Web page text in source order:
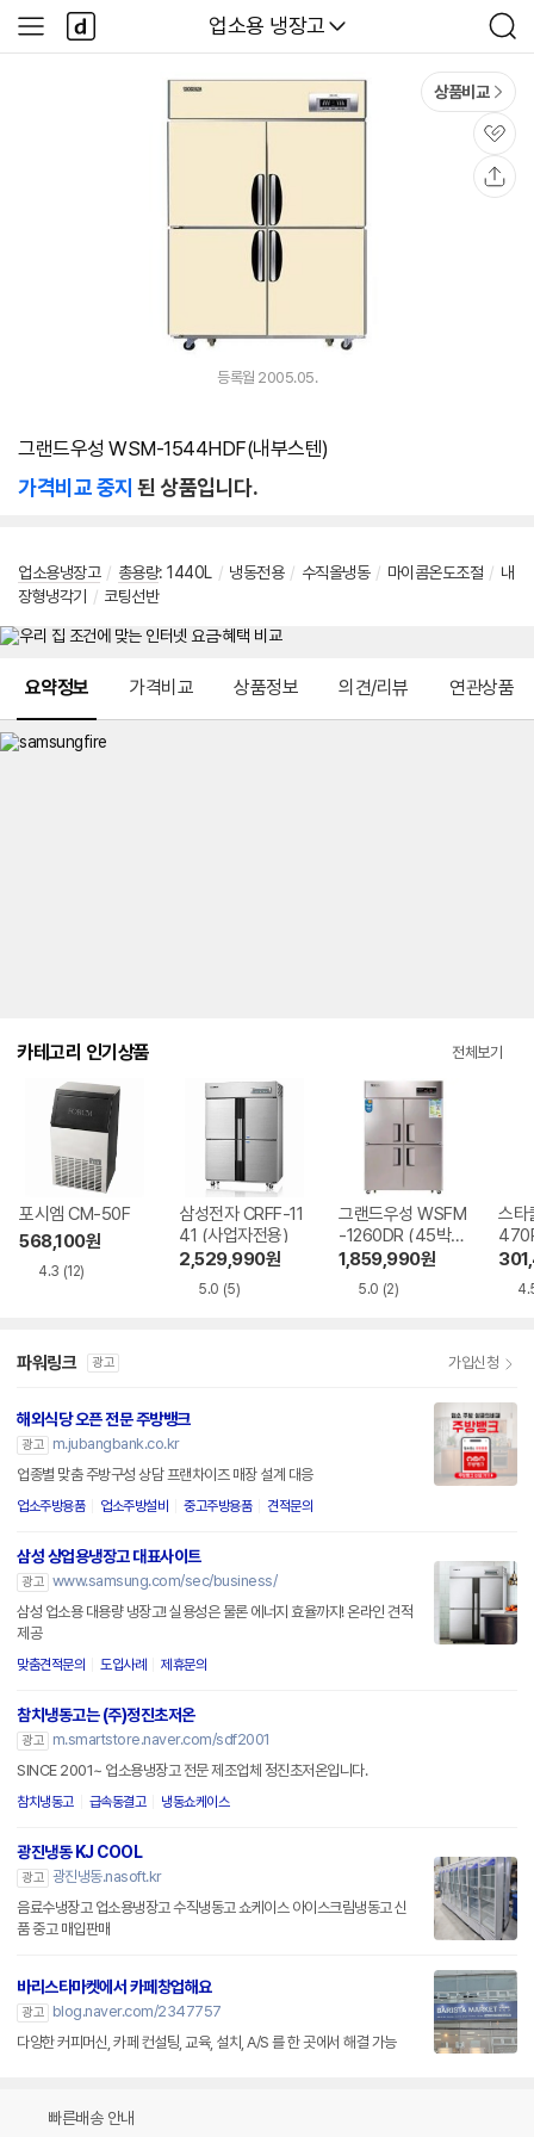
다나와
업소용 냉장고
검
색
사
이
다
나
와
상품비교
관
심
등록월 2005.05.
그랜드우성 WSM-1544HDF(내부스텐)
가격비교 중지 된 상품입니다.
업소용냉장고 / 총용량: 1440L / 냉동전용 / 수직올냉동 / 마이콤온도조절 / 내
장형냉각기
/ 코팅선반
요약정보 가격비교 상품정보 의견/리뷰 연관상품
카테고리 인기상품 전체보기
포시엠 CM-50F
568,100원
4.3 (12)
삼성전자 CRFF-11
41 (사업자전용)
2,529,990원
5.0 (5)
그랜드우성 WSFM
-1260DR (45박
스)
1,859,990원
5.0 (2)
스타
파워링크 광고 가입신청
해외식당 오픈 전문 주방뱅크
광고
m.jubangbank.co.kr
업종별 맞춤 주방구성 상담 프랜차이즈 매장 설계 대응
업소주방용품 업소주방설비 중고주방용품 견적문의
삼성 상업용냉장고 대표사이트
광고 www.samsung.com/sec/business/
삼성 업소용 대용량 냉장고! 실용성은 물론 에너지 효율까지! 온라인 견적
제공
맞춤견적문의 도입사례 제휴문의
참치냉동고는 (주)정진초저온
광고
m.smartstore.naver.com/sdf2001
SINCE 2001~ 업소용냉장고 전문 제조업체 정진초저온입니다.
참치냉동고 급속동결고 냉동쇼케이스
광진냉동 KJ COOL
광고 광진냉동.nasoft.kr
음료수냉장고 업소용냉장고 수직냉동고 쇼케이스 아이스크림냉동고 신
품 중고 매입판매
바리스타마켓에서 카페창업해요
광고
blog.naver.com/2347757
다양한 커피머신, 카페 컨설팅, 교육, 설치, A/S 를 한 곳에서 해결 가능
빠른배송 안내